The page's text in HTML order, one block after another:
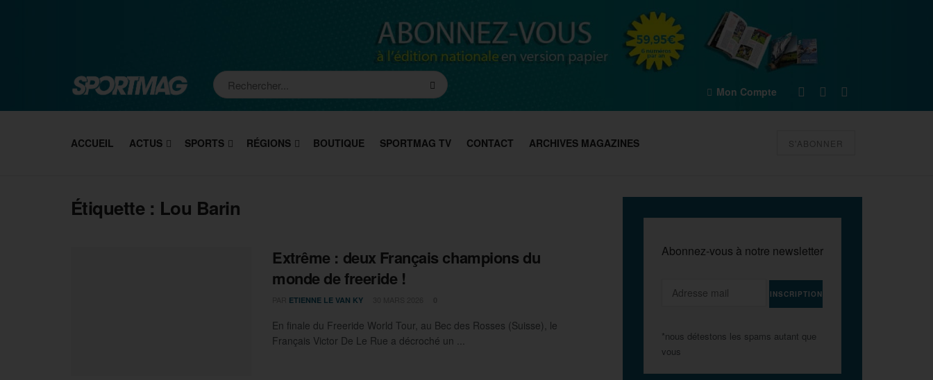
Mon Compte
ACCUEIL ACTUS SPORTS RÉGIONS BOUTIQUE SPORTMAG TV CONTACT ARCHIVES MAGAZINES S'ABONNER
Étiquette : Lou Barin
Extrême : deux Français champions du
monde de freeride !
ETIENNE LE VAN KY
En finale du Freeride World Tour, au Bec des Rosses (Suisse), le
Français Victor De Le Rue a décroché un ...
Abonnez-vous à notre newsletter
*nous détestons les spams autant que
vous